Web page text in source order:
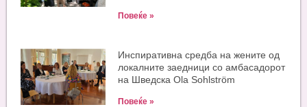
Повеќе »
Инспиративна средба на жените од
локалните заедници со амбасадорот
на Шведска Ola Sohlström
Повеќе »